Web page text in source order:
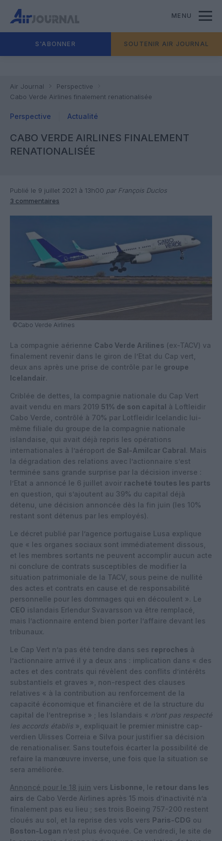
MENU
S'ABONNER SOUTENIR AIR JOURNAL
Air Journal
Perspective
Cabo Verde Airlines finalement renationalisée
Perspective Actualité
CABO VERDE AIRLINES FINALEMENT
RENATIONALISÉE
Publié le 9 juillet 2021 à 13h00 par François Duclos
3 commentaires
©Cabo Verde Airlines
La compagnie aérienne Cabo Verde Arilines (ex-TACV) va
finalement revenir dans le giron de l’Etat du Cap vert,
deux ans après une prise de contrôle par le groupe
Icelandair.
Criblée de dettes, la compagnie nationale du Cap Vert
avait vendu en mars 2019 51% de son capital à Loftleidir
Cabo Verde, contrôlé à 70% par Lotfleidir Icelandic lui-
même filiale du groupe de la compagnie nationale
islandaise, qui avait déjà repris les opérations
internationales à l’aéroport de Sal-Amilcar Cabral. Mais
la dégradation des relations avec l’actionnaire s’est
terminée sans grande surprise par la décision inverse :
l’Etat a annoncé le 6 juillet avoir racheté toutes les parts
en question, qui s’ajoutent au 39% du capital déjà
détenu, une décision annoncée dès la fin juin (les 10%
restant sont détenus par les employés).
Le décret publié par l’agence portugaise Lusa explique
que « les organes sociaux sont immédiatement dissous,
et les membres sortants ne peuvent accomplir aucun acte
ni conclure de contrats susceptibles de modifier la
situation patrimoniale de la TACV, sous peine de nullité
des actes et contrats en cause et de responsabilité
personnelle pour les dommages qui en découlent ». Le
CEO islandais Erlendur Svavarsson va être remplacé,
mais l’actionnaire entend bien porter l’affaire devant les
tribunaux.
Le Cap Vert n’a pas été tendre dans ses reproches à
l’actionnaire arrivé il y a deux ans : implication dans « des
actes et des contrats qui révèlent des conflits d’intérêts
substantiels et graves », non-respect des clauses
relatives « à la contribution au renforcement de la
capacité économique et financière et de la structure du
capital de l’entreprise » ; les Islandais « n’ont pas respecté
les accords établis », expliquait le premier ministre cap-
verdien Ulisses Correia e Silva pour justifier sa décision
de renationaliser. Sans toutefois écarter la possibilité de
refaire la manœuvre inverse, une fois que la situation se
sera améliorée.
Annoncé pour le 18 juin vers Lisbonne , le retour dans les
airs de Cabo Verde Airlines après 15 mois d’inactivité n’a
finalement pas eu lieu ; ses trois Boeing 757-200 restent
cloués au sol, et la reprise des vols vers Paris-CDG ou
Boston-Logan n’est plus évoquée. Ce vendredi, le site de